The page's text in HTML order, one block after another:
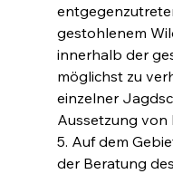
gestohlenem
innerhalb der
möglichst zu
einzelner
Aussetzung von
5. Auf dem
der Beratung